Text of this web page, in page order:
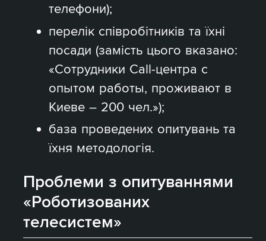
телефони);
перелік співробітників та їхні
посади (замість цього вказано:
«Сотрудники Call-центра с
опытом работы, проживают в
Киеве – 200 чел.»);
база проведених опитувань та
їхня методологія.
Проблеми з опитуваннями
«Роботизованих
телесистем»